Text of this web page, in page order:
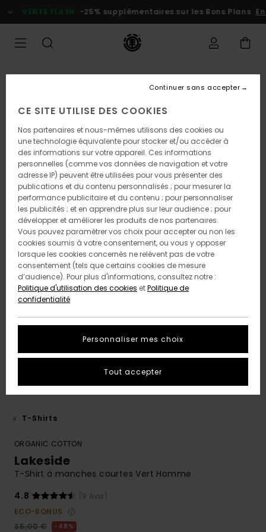
l'information
VENTE FLASH -25% supplémentaires sur les Bons Plans En
T-Shirts
ORGANIC COTTON
Lakeside
T-Shirt à manches courtes Vert Homme
4.8
(9 Avis)
ECO-BONUS
35,00 €
48%
CE SITE UTILISE DES COOKIES
Nos partenaires et nous-mêmes utilisons des cookies ou
une technologie équivalente pour stocker et/ou accéder à
des informations sur votre appareil. Ces informations
personnelles (comme vos données de navigation et votre
adresse IP) peuvent être utilisées pour vous présenter des
publications et du contenu personnalisés ; pour mesurer la
performance publicitaire et du contenu ; pour personnaliser
les publicités ; et en apprendre plus sur leur audience ; pour
développer et améliorer les produits de nos partenaires.
Vous pouvez paramétrer vos choix pour accepter ou non les
cookies soumis à votre consentement, ou vous y opposer
lorsque les cookies concernés ne relèvent pas de votre
consentement (tels que certains cookies de mesure
d’audience). Pour plus d'informations, consultez notre :
Politique d'utilisation des cookies etPolitique de
confidentialité
Personnaliser mes choix
Continuer sans accepter
Tout accepter